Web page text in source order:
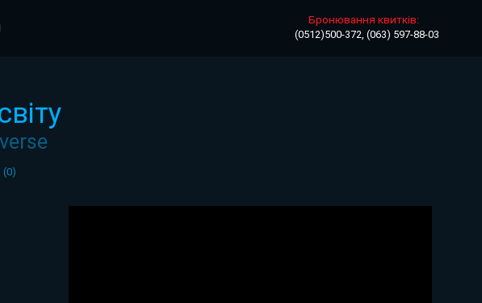
Бронювання квитків:
(0512)500-372, (063) 597-88-03
(0)